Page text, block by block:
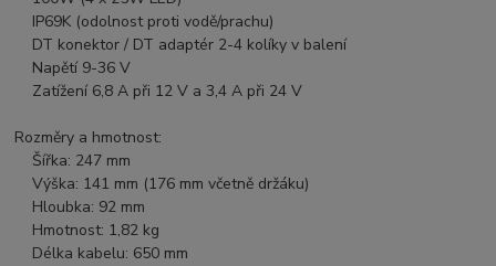
IP69K (odolnost proti vodě/prachu)
DT konektor / DT adaptér 2-4 kolíky v balení
Napětí 9-36 V
Zatížení 6,8 A při 12 V a 3,4 A při 24 V
Rozměry a hmotnost:
Šířka: 247 mm
Výška: 141 mm (176 mm včetně držáku)
Hloubka: 92 mm
Hmotnost: 1,82 kg
Délka kabelu: 650 mm